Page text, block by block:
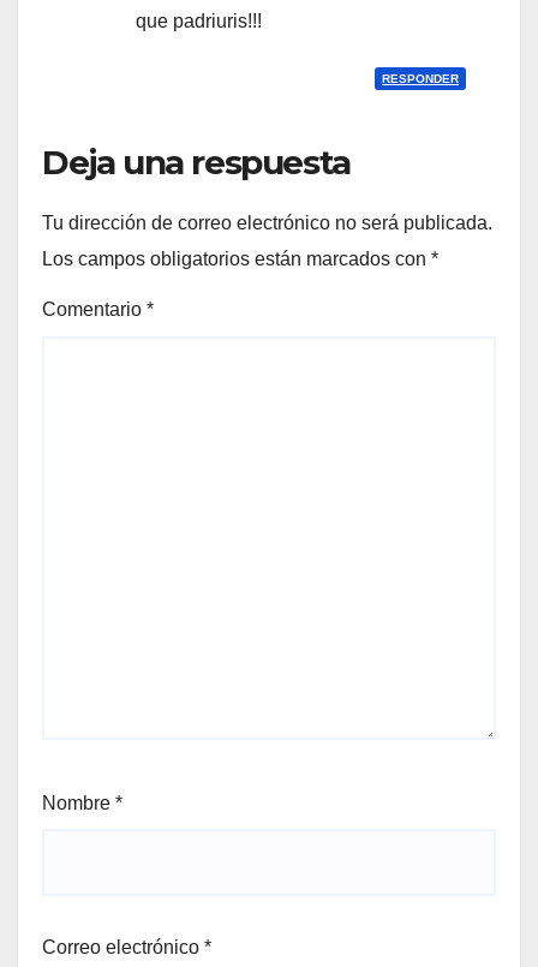
que padriuris!!!
RESPONDER
Deja una respuesta
Tu dirección de correo electrónico no será publicada.
Los campos obligatorios están marcados con *
Comentario *
Nombre *
Correo electrónico *